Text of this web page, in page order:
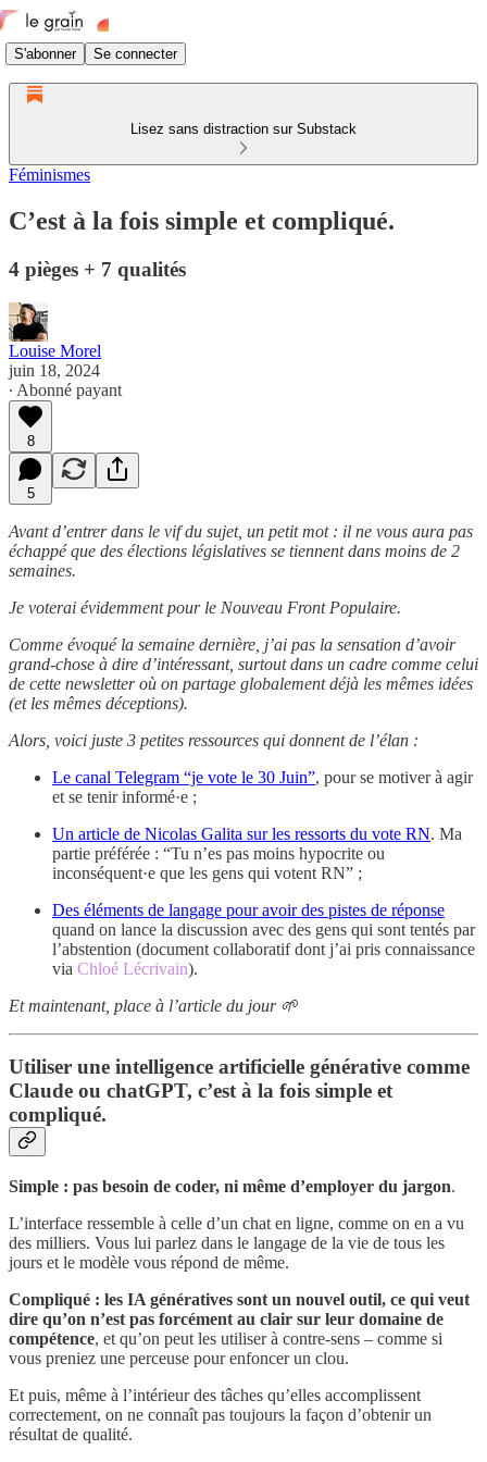
S'abonner Se connecter
Lisez sans distraction sur Substack
Féminismes
C’est à la fois simple et compliqué.
4 pièges + 7 qualités
Louise Morel
juin 18, 2024
∙ Abonné payant
8
5
Avant d’entrer dans le vif du sujet, un petit mot : il ne vous aura pas
échappé que des élections législatives se tiennent dans moins de 2
semaines.
Je voterai évidemment pour le Nouveau Front Populaire.
Comme évoqué la semaine dernière, j’ai pas la sensation d’avoir
grand-chose à dire d’intéressant, surtout dans un cadre comme celui
de cette newsletter où on partage globalement déjà les mêmes idées
(et les mêmes déceptions).
Alors, voici juste 3 petites ressources qui donnent de l’élan :
Le canal Telegram “je vote le 30 Juin”, pour se motiver à agir
et se tenir informé·e ;
Un article de Nicolas Galita sur les ressorts du vote RN. Ma
partie préférée : “Tu n’es pas moins hypocrite ou
inconséquent·e que les gens qui votent RN” ;
Des éléments de langage pour avoir des pistes de réponse
quand on lance la discussion avec des gens qui sont tentés par
l’abstention (document collaboratif dont j’ai pris connaissance
via Chloé Lécrivain).
Et maintenant, place à l’article du jour 🌱
Utiliser une intelligence artificielle générative comme
Claude ou chatGPT, c’est à la fois simple et
compliqué.
Simple : pas besoin de coder, ni même d’employer du jargon.
L’interface ressemble à celle d’un chat en ligne, comme on en a vu
des milliers. Vous lui parlez dans le langage de la vie de tous les
jours et le modèle vous répond de même.
Compliqué : les IA génératives sont un nouvel outil, ce qui veut
dire qu’on n’est pas forcément au clair sur leur domaine de
compétence, et qu’on peut les utiliser à contre-sens – comme si
vous preniez une perceuse pour enfoncer un clou.
Et puis, même à l’intérieur des tâches qu’elles accomplissent
correctement, on ne connaît pas toujours la façon d’obtenir un
résultat de qualité.